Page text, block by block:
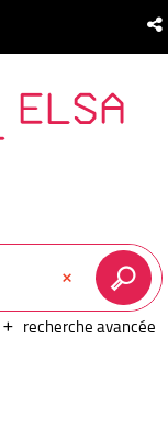
ELSA
recherche avancée